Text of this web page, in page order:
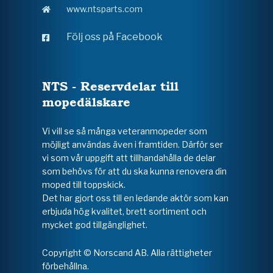
www.ntsparts.com
Följ oss på Facebook
NTS - Reservdelar till
mopedälskare
Vi vill se så många veteranmopeder som
möjligt användas även i framtiden. Därför ser
vi som vår uppgift att tillhandahålla de delar
som behövs för att du ska kunna renovera din
moped till toppskick.
Det har gjort oss till en ledande aktör som kan
erbjuda hög kvalitet, brett sortiment och
mycket god tillgänglighet.
Copyright © Norscand AB. Alla rättigheter
förbehållna.